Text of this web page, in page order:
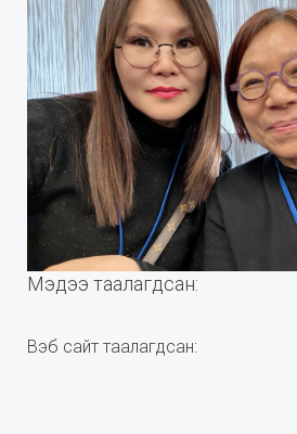
Мэдээ таалагдсан:
Вэб сайт таалагдсан: